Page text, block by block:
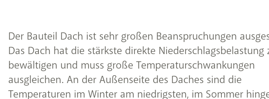
Der Bauteil Dach ist sehr großen Beanspruchungen
Das Dach hat die stärkste direkte Niederschlagsbelastung
bewältigen und muss große Temperaturschwankungen
ausgleichen. An der Außenseite des Daches sind die
Temperaturen im Winter am niedrigsten, im Sommer